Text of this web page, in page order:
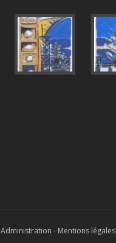
Administration - Mentions légales